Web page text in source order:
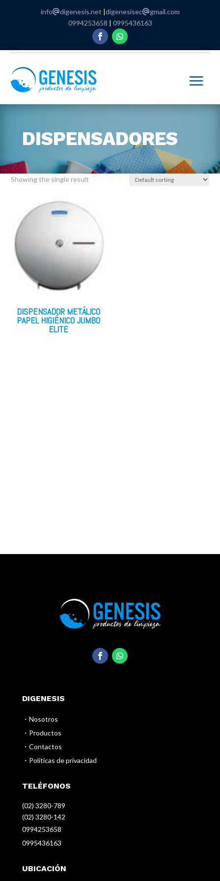
info digenesis.net |digenesisec
gmail.com
0994253658 | 0995436163
DISPENSADORES
Showing the single result
DISPENSADOR METÁLICO
PAPEL HIGIÉNICO JUMBO
ELITE
DIGENESIS
・Nosotros
・Productos
・Contactos
・Políticas de privacidad
TELÉFONOS
(02) 3280-789
(02) 3280-142
0994253658
0995436163
UBICACIÓN